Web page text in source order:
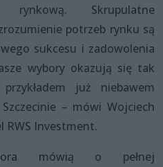
rynkową. Skrupulatne
potrzeb rynku są
sukcesu i zadowolenia
wybory okazują się tak
już niebawem
– mówi Wojciech
RWS Investment.
mówią o pełnej